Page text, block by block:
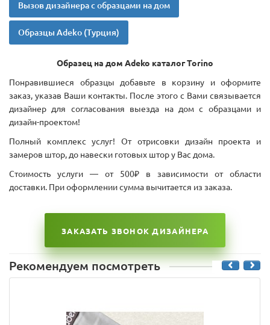
Вызов дизайнера с образцами на дом
Образцы Adeko (Турция)
Образец на дом Adeko каталог Torino
Понравившиеся образцы добавьте в корзину и оформите
заказ, указав Ваши контакты. После этого с Вами связывается
дизайнер для согласования выезда на дом с образцами и
дизайн-проектом!
Полный комплекс услуг! От отрисовки дизайн проекта и
замеров штор, до навески готовых штор у Вас дома.
Стоимость услуги — от 500₽ в зависимости от области
доставки. При оформлении сумма вычитается из заказа.
ЗАКАЗАТЬ ЗВОНОК ДИЗАЙНЕРА
Рекомендуем посмотреть